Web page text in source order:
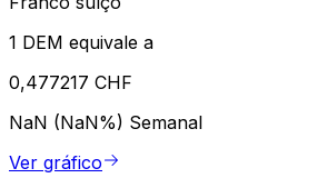
1 DEM equivale a
0,477217 CHF
NaN (NaN%) Semanal
Ver gráfico